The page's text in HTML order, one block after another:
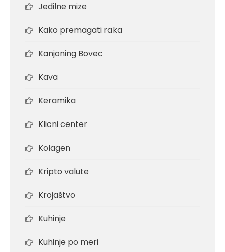
Jedilne mize
Kako premagati raka
Kanjoning Bovec
Kava
Keramika
Klicni center
Kolagen
Kripto valute
Krojaštvo
Kuhinje
Kuhinje po meri